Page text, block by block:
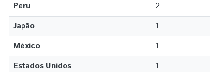
Peru
2
Japão
1
México
1
Estados Unidos
1